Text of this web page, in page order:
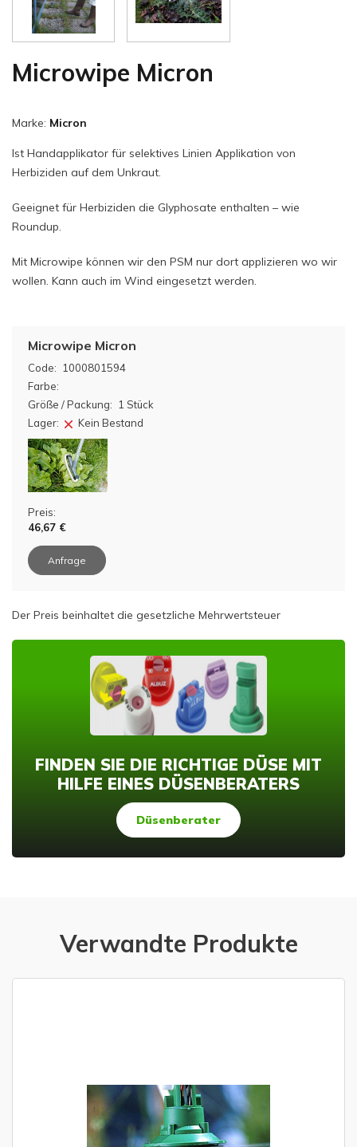
Microwipe Micron
Marke: Micron
Ist Handapplikator für selektives Linien Applikation von
Herbiziden auf dem Unkraut.
Geeignet für Herbiziden die Glyphosate enthalten – wie
Roundup.
Mit Microwipe können wir den PSM nur dort applizieren wo wir
wollen. Kann auch im Wind eingesetzt werden.
Code: 1000801594
Microwipe Micron
Farbe:
Größe / Packung: 1 Stück
Lager:
Kein Bestand
Preis:
46,67 €
Anfrage
Der Preis beinhaltet die gesetzliche Mehrwertsteuer
FINDEN SIE DIE RICHTIGE DÜSE MIT
HILFE EINES DÜSENBERATERS
Düsenberater
Verwandte Produkte